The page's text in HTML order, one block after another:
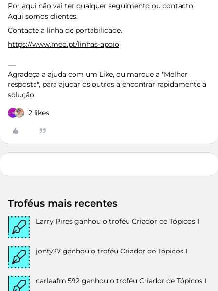
Por aqui não vai ter qualquer seguimento ou contacto.
Aqui somos clientes.
Contacte a linha de portabilidade.
https://www.meo.pt/linhas-apoio
Agradeça a ajuda com um Like, ou marque a "Melhor
resposta", para ajudar os outros a encontrar rapidamente a
solução.
2 likes
Troféus mais recentes
Larry Pires ganhou o troféu Criador de Tópicos I
jonty27 ganhou o troféu Criador de Tópicos I
carlaafm.592 ganhou o troféu Criador de Tópicos I